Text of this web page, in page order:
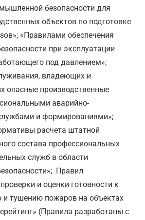
безопасности для
объектов по подготовке
«Правилами обеспечения
при эксплуатации
под давлением»;
владеющих и
опасные производственные
аварийно-
и формированиями»;
расчета штатной
состава профессиональных
служб в области
Правил
и оценки готовности к
тушению пожаров на объектах
(Правила разработаны с